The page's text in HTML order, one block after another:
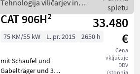
Bereifung vorne:
Superelastik Einfach
Tehnologija viličarjev in
skladišča / CAT
spletu
CAT 906H²
33.480
€
Cena
vključuje
DDV
(stopnja
75 KM/55 kW L. pr. 2015 2650 h
mit Schaufel und
Gabelträger und 3